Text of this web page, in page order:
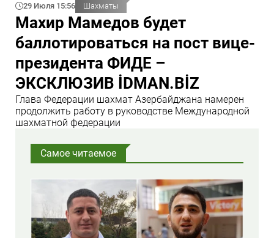
29 Июля 15:56 Шахматы
Махир Мамедов будет
баллотироваться на пост вице-
президента ФИДЕ –
ЭКСКЛЮЗИВ İDMAN.BİZ
Глава Федерации шахмат Азербайджана намерен
продолжить работу в руководстве Международной
шахматной федерации
Самое читаемое